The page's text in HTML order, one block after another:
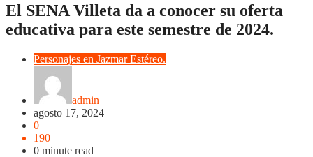
El SENA Villeta da a conocer su oferta
educativa para este semestre de 2024.
Personajes en Jazmar Estéreo.
admin
agosto 17, 2024
0
190
0 minute read